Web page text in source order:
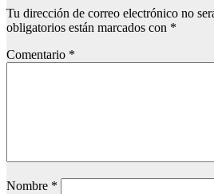
Tu dirección de correo electrónico no
obligatorios están marcados con *
Comentario *
Nombre *